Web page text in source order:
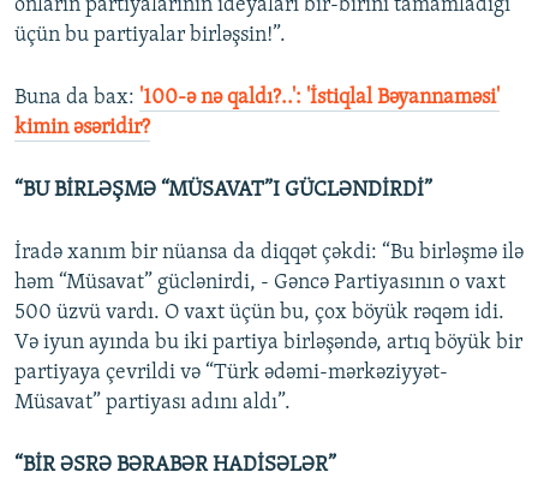
onların partiyalarının ideyaları bir-birini tamamladığı
üçün bu partiyalar birləşsin!”.
Buna da bax: '100-ə nə qaldı?..': 'İstiqlal Bəyannaməsi'
kimin əsəridir?
“BU BİRLƏŞMƏ “MÜSAVAT”I GÜCLƏNDİRDİ”
İradə xanım bir nüansa da diqqət çəkdi: “Bu birləşmə ilə
həm “Müsavat” güclənirdi, - Gəncə Partiyasının o vaxt
500 üzvü vardı. O vaxt üçün bu, çox böyük rəqəm idi.
Və iyun ayında bu iki partiya birləşəndə, artıq böyük bir
partiyaya çevrildi və “Türk ədəmi-mərkəziyyət-
Müsavat” partiyası adını aldı”.
“BİR ƏSRƏ BƏRABƏR HADİSƏLƏR”